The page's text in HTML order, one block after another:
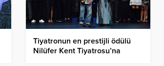
Tiyatronun en prestijli ödülü
Nilüfer Kent Tiyatrosu’na